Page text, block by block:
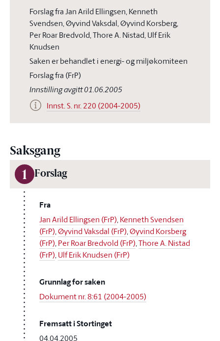
Forslag fra Jan Arild Ellingsen, Kenneth
Svendsen, Øyvind Vaksdal, Øyvind Korsberg,
Per Roar Bredvold, Thore A. Nistad, Ulf Erik
Knudsen
Saken er behandlet i energi- og miljøkomiteen
Forslag fra (FrP)
Innstilling avgitt 01.06.2005
Innst. S. nr. 220 (2004-2005)
Saksgang
1 Forslag
Fra
Jan Arild Ellingsen (FrP),Kenneth Svendsen
(FrP),Øyvind Vaksdal (FrP),Øyvind Korsberg
(FrP),Per Roar Bredvold (FrP),Thore A. Nistad
(FrP),Ulf Erik Knudsen (FrP)
Grunnlag for saken
Dokument nr. 8:61 (2004-2005)
Fremsatt i Stortinget
04.04.2005